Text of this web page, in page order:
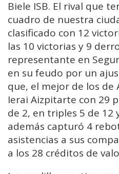
Biele ISB. El rival que
cuadro de nuestra
clasificado con 12
las 10 victorias y 9
representante en
en su feudo por un
que, el mejor de los de
Ierai Aizpitarte con 29
de 2, en triples 5 de 12
además capturó 4
asistencias a sus
a los 28 créditos de